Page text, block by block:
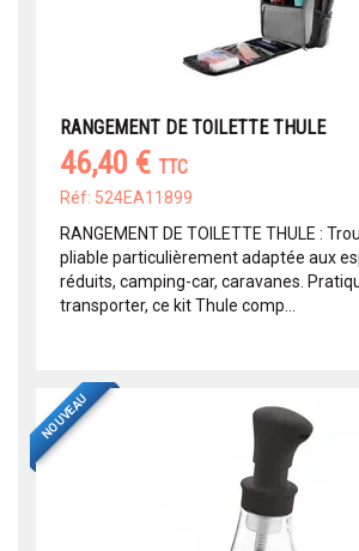
RANGEMENT DE TOILETTE THULE
46,40 € TTC
Réf: 524EA11899
RANGEMENT DE TOILETTE THULE :
pliable particulièrement adaptée aux
réduits, camping-car, caravanes.
transporter, ce kit Thule comp...
NOUVEAU